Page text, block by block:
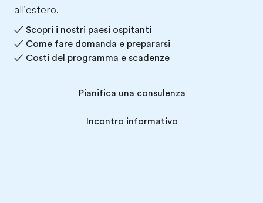
all'estero.
✓ Scopri i nostri paesi ospitanti
✓ Come fare domanda e prepararsi
✓ Costi del programma e scadenze
Pianifica una consulenza
Incontro informativo